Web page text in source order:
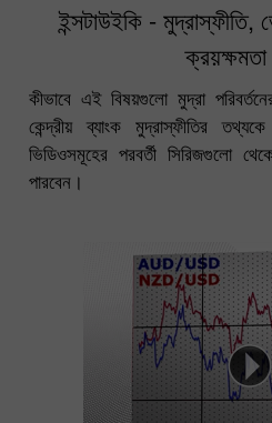
ইন্সটাউইকি -
কীভাবে এই বিষয়গুলো মুদ্রা
কেন্দ্রীয় ব্যাংক মুদ্রাস্ফীতির
ভিডিওসমূহের পরবর্তী সিরিজগুলো
পারবেন।